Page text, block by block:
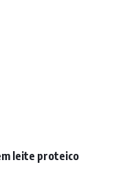
leite proteico